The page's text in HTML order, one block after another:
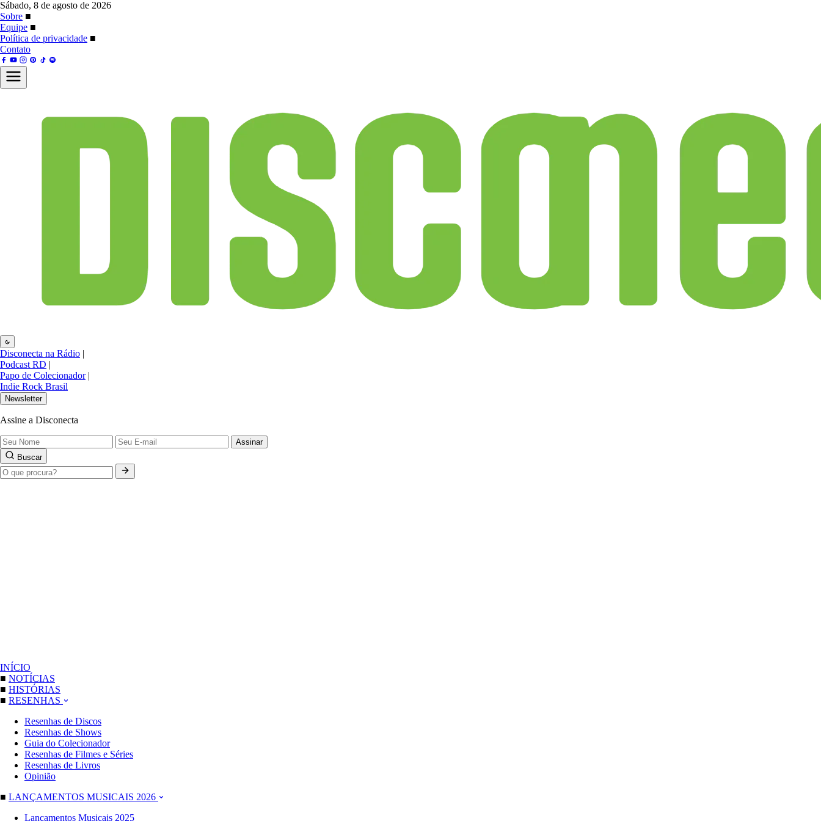
Sábado, 8 de agosto de 2026
Sobre ■
Equipe ■
Política de privacidade ■
Contato
Disconecta na Rádio |
Podcast RD |
Papo de Colecionador |
Indie Rock Brasil
Newsletter
Assine a Disconecta
Assinar
Buscar
INÍCIO
■ NOTÍCIAS
■ HISTÓRIAS
■ RESENHAS
Resenhas de Discos
Resenhas de Shows
Guia do Colecionador
Resenhas de Filmes e Séries
Resenhas de Livros
Opinião
■ LANÇAMENTOS MUSICAIS 2026
Lançamentos Musicais 2025